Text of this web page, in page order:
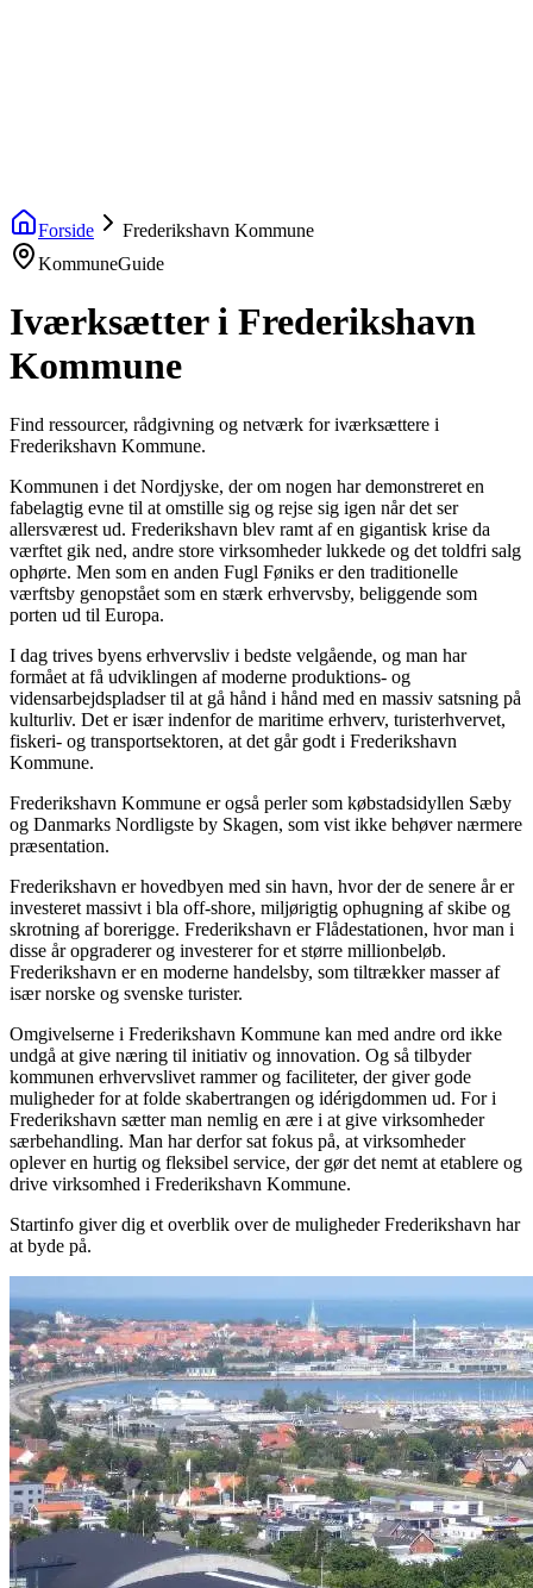
Forside
Frederikshavn Kommune
KommuneGuide
Iværksætter i Frederikshavn
Kommune
Find ressourcer, rådgivning og netværk for iværksættere i
Frederikshavn Kommune.
Kommunen i det Nordjyske, der om nogen har demonstreret en
fabelagtig evne til at omstille sig og rejse sig igen når det ser
allersværest ud. Frederikshavn blev ramt af en gigantisk krise da
værftet gik ned, andre store virksomheder lukkede og det toldfri salg
ophørte. Men som en anden Fugl Føniks er den traditionelle
værftsby genopstået som en stærk erhvervsby, beliggende som
porten ud til Europa.
I dag trives byens erhvervsliv i bedste velgående, og man har
formået at få udviklingen af moderne produktions- og
vidensarbejdspladser til at gå hånd i hånd med en massiv satsning på
kulturliv. Det er især indenfor de maritime erhverv, turisterhvervet,
fiskeri- og transportsektoren, at det går godt i Frederikshavn
Kommune.
Frederikshavn Kommune er også perler som købstadsidyllen Sæby
og Danmarks Nordligste by Skagen, som vist ikke behøver nærmere
præsentation.
Frederikshavn er hovedbyen med sin havn, hvor der de senere år er
investeret massivt i bla off-shore, miljørigtig ophugning af skibe og
skrotning af borerigge. Frederikshavn er Flådestationen, hvor man i
disse år opgraderer og investerer for et større millionbeløb.
Frederikshavn er en moderne handelsby, som tiltrækker masser af
især norske og svenske turister.
Omgivelserne i Frederikshavn Kommune kan med andre ord ikke
undgå at give næring til initiativ og innovation. Og så tilbyder
kommunen erhvervslivet rammer og faciliteter, der giver gode
muligheder for at folde skabertrangen og idérigdommen ud. For i
Frederikshavn sætter man nemlig en ære i at give virksomheder
særbehandling. Man har derfor sat fokus på, at virksomheder
oplever en hurtig og fleksibel service, der gør det nemt at etablere og
drive virksomhed i Frederikshavn Kommune.
Startinfo giver dig et overblik over de muligheder Frederikshavn har
at byde på.